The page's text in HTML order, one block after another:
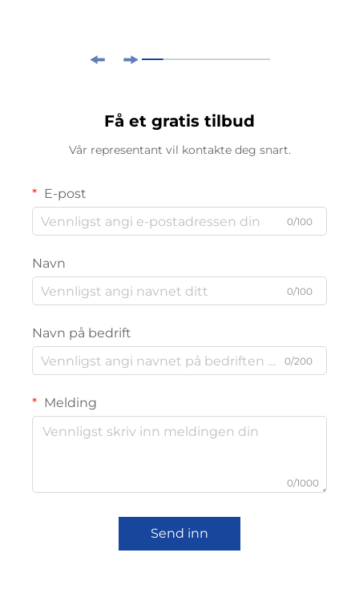
Få et gratis tilbud
Vår representant vil kontakte deg snart.
E-post
0/100
Navn
0/100
Navn på bedrift
0/200
Melding
0/1000
Send inn